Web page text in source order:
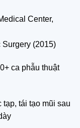
Center,
(2015)
ca phẫu thuật
tạp, tái tạo mũi sau